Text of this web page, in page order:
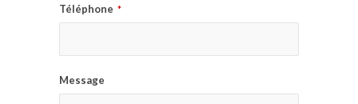
Téléphone *
Message